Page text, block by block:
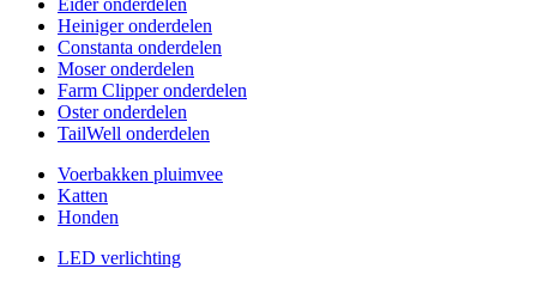
Eider onderdelen
Heiniger onderdelen
Constanta onderdelen
Moser onderdelen
Farm Clipper onderdelen
Oster onderdelen
TailWell onderdelen
Voerbakken pluimvee
Katten
Honden
LED verlichting